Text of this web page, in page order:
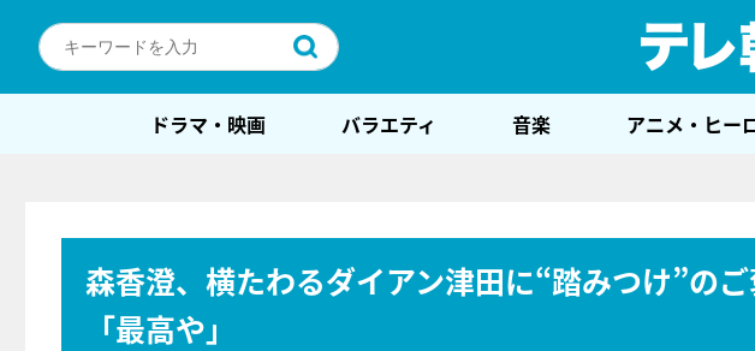
ドラマ・映画 バラエティ 音楽 アニメ・ヒー
森香澄、横たわるダイアン津田に“踏みつけ”の
「最高や」